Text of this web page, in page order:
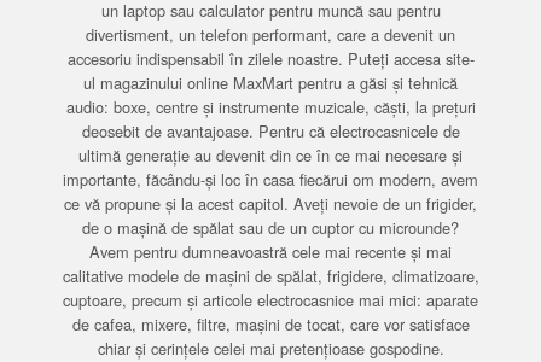
un laptop sau calculator pentru muncă sau pentru
divertisment, un telefon performant, care a devenit un
accesoriu indispensabil în zilele noastre. Puteți accesa site-
ul magazinului online MaxMart pentru a găsi și tehnică
audio: boxe, centre și instrumente muzicale, căști, la prețuri
deosebit de avantajoase. Pentru că electrocasnicele de
ultimă generație au devenit din ce în ce mai necesare și
importante, făcându-și loc în casa fiecărui om modern, avem
ce vă propune și la acest capitol. Aveți nevoie de un frigider,
de o mașină de spălat sau de un cuptor cu microunde?
Avem pentru dumneavoastră cele mai recente și mai
calitative modele de mașini de spălat, frigidere, climatizoare,
cuptoare, precum și articole electrocasnice mai mici: aparate
de cafea, mixere, filtre, mașini de tocat, care vor satisface
chiar și cerințele celei mai pretențioase gospodine.